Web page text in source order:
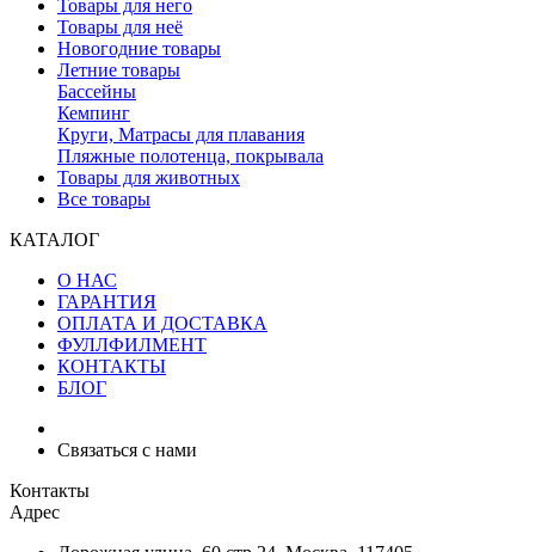
Товары для него
Товары для неё
Новогодние товары
Летние товары
Бассейны
Кемпинг
Круги, Матрасы для плавания
Пляжные полотенца, покрывала
Товары для животных
Все товары
КАТАЛОГ
О НАС
ГАРАНТИЯ
ОПЛАТА И ДОСТАВКА
ФУЛЛФИЛМЕНТ
КОНТАКТЫ
БЛОГ
Связаться с нами
Контакты
Адрес